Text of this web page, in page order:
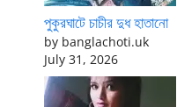
পুকুরঘাটে চাচীর দুধ হাতানো
by banglachoti.uk
July 31, 2026